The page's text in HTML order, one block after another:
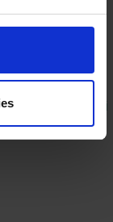
Eigen foto’s